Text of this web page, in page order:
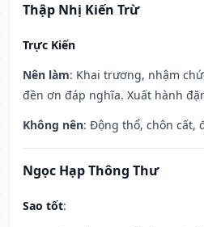
Thập Nhị Kiến Trừ
Trực Kiến
Nên làm: Khai trương, nhậm
đền ơn đáp nghĩa. Xuất hành
Không nên: Động thổ, chôn cất,
Ngọc Hạp Thông Thư
Sao tốt: